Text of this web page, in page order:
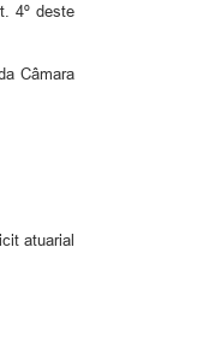
4º deste
Câmara
atuarial